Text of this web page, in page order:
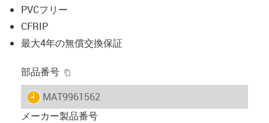
PVCフリー
CFRIP
最大4年の無償交換保証
部品番号
igus-icon-lieferzeit
MAT9961562
メーカー製品番号